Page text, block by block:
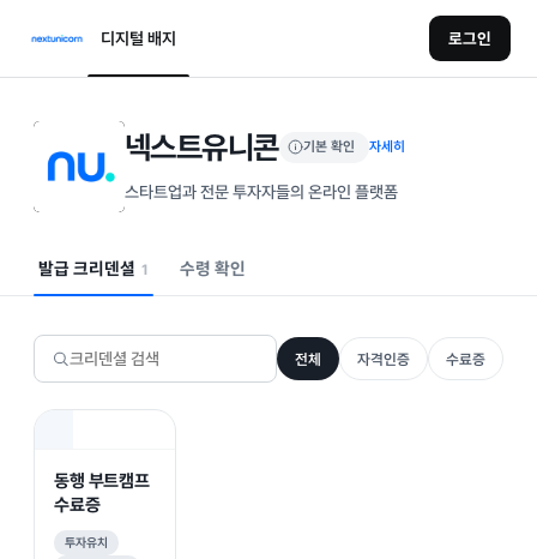
디지털 배지 로그인
넥스트유니콘 기본 확인 자세히
스타트업과 전문 투자자들의 온라인 플랫폼
발급 크리덴셜 1 수령 확인
전체 자격인증 수료증
동행 부트캠프
수료증
투자유치